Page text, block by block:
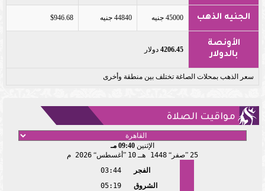
الجنيه الذهب 45000 جنيه 44840 جنيه $946.68
الأونصة
بالدولار
4206.45 دولار
سعر الذهب بمحلات الصاغة تختلف بين منطقة وأخرى
مواقيت الصلاة
الإثنين 09:40 مـ
25 صفر 1448 هـ 10 أغسطس 2026 م
الفجر
03:44
الشروق
05:19